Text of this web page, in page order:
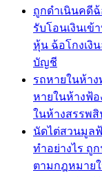
ถูกดำเนินคดีฉ้
รับโอนเงินเ
หุ้น ฉ้อโกงเงิ
บัญชี
รถหายในห้าง
หายในห้างฟ้
ในห้างสรรพสิ
นัดไต่สวนมูล
ทำอย่างไร ถู
ตามกฎหมาย